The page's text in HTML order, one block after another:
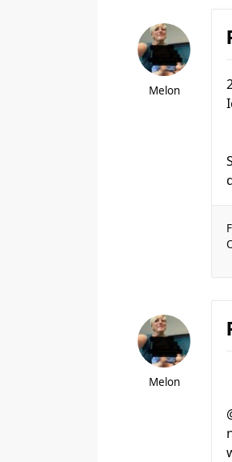
Melon
Melon